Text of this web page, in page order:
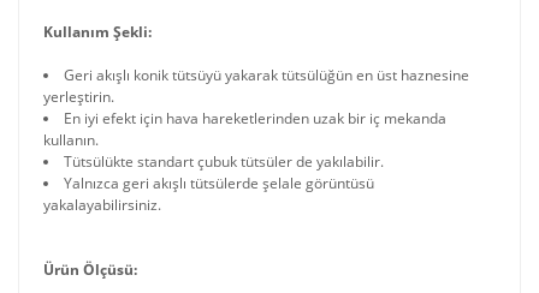
Kullanım Şekli:
Geri akışlı konik tütsüyü yakarak tütsülüğün en üst haznesine
yerleştirin.
En iyi efekt için hava hareketlerinden uzak bir iç mekanda
kullanın.
Tütsülükte standart çubuk tütsüler de yakılabilir.
Yalnızca geri akışlı tütsülerde şelale görüntüsü
yakalayabilirsiniz.
Ürün Ölçüsü: